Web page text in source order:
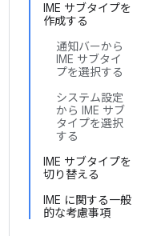
IME サブタイプを
作成する
通知バーから
IME サブタイ
プを選択する
システム設定
から IME サブ
タイプを選択
する
IME サブタイプを
切り替える
IME に関する一般
的な考慮事項